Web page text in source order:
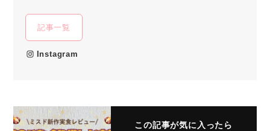
記事一覧
Instagram
この記事が気に入ったら